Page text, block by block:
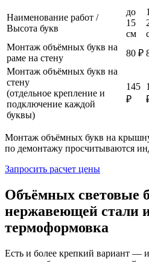
Наименование работ /
Высота букв
до
15
см
Монтаж объёмных букв на
раме на стену
80 ₽
Монтаж объёмных букв на
стену
(отдельное крепление и
подключение каждой
буквы)
145
₽
Монтаж объёмных букв на
по демонтажу просчитываются
Запросить расчет цены
Объёмных световые
нержавеющей стали
термоформовка
Есть и более крепкий вариант —